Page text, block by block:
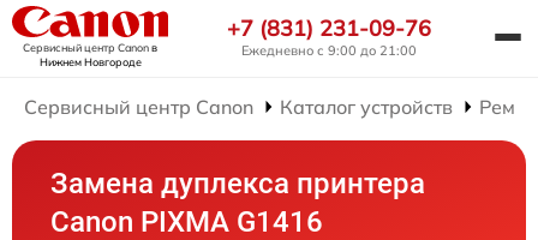
Сервисный центр Canonв
Нижнем Новгороде
+7 (831) 231-09-76
Ежедневно с 9:00 до 21:00
Сервисный центр Canon Каталог устройств
Замена дуплекса принтера
Canon PIXMA G1416